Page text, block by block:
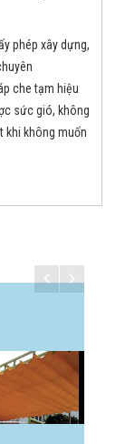
phép xây dựng,
che tạm hiệu
sức gió, không
khi không muốn